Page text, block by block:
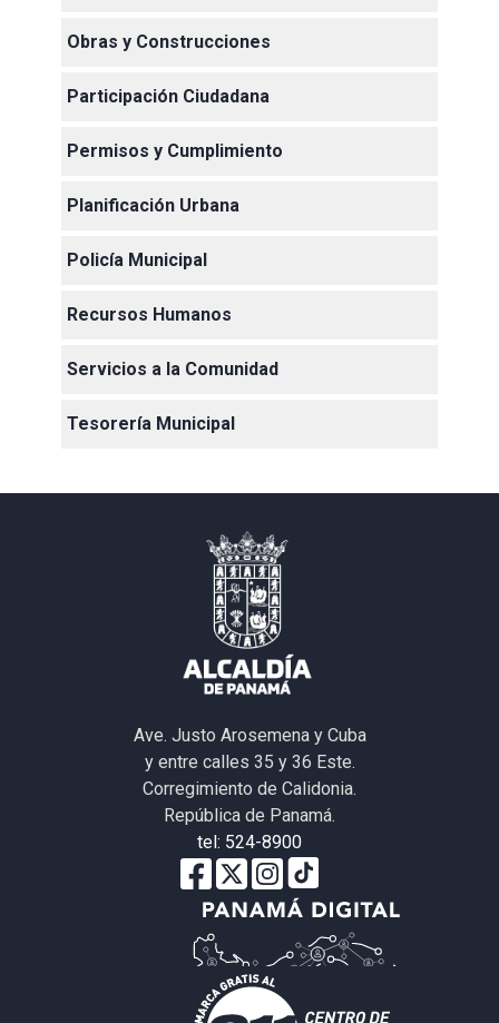
Obras y Construcciones
Participación Ciudadana
Permisos y Cumplimiento
Planificación Urbana
Policía Municipal
Recursos Humanos
Servicios a la Comunidad
Tesorería Municipal
Ave. Justo Arosemena y Cuba
y entre calles 35 y 36 Este.
Corregimiento de Calidonia.
República de Panamá.
tel: 524-8900